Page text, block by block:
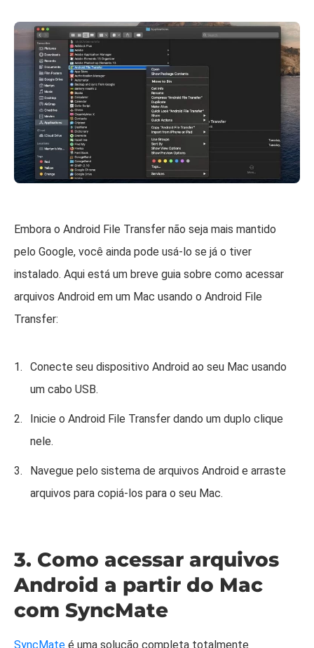
Embora o Android File Transfer não seja mais mantido
pelo Google, você ainda pode usá-lo se já o tiver
instalado. Aqui está um breve guia sobre como acessar
arquivos Android em um Mac usando o Android File
Transfer:
Conecte seu dispositivo Android ao seu Mac usando
um cabo USB.
Inicie o Android File Transfer dando um duplo clique
nele.
Navegue pelo sistema de arquivos Android e arraste
arquivos para copiá-los para o seu Mac.
3. Como acessar arquivos
Android a partir do Mac
com SyncMate
SyncMate é uma solução completa totalmente